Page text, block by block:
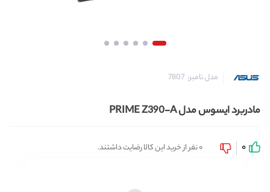
مدل نامبر: 7807
مادربرد ایسوس مدل PRIME Z390-A
0 0 نفر از خرید این کالا رضایت داشتند.